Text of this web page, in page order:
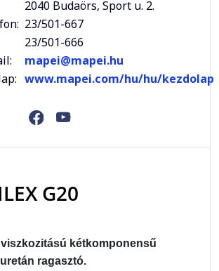
2040 Budaörs, Sport u. 2.
23/501-667
23/501-666
mapei@mapei.hu
www.mapei.com/hu/hu/kezdolap
G20
kétkomponensű
ragasztó.